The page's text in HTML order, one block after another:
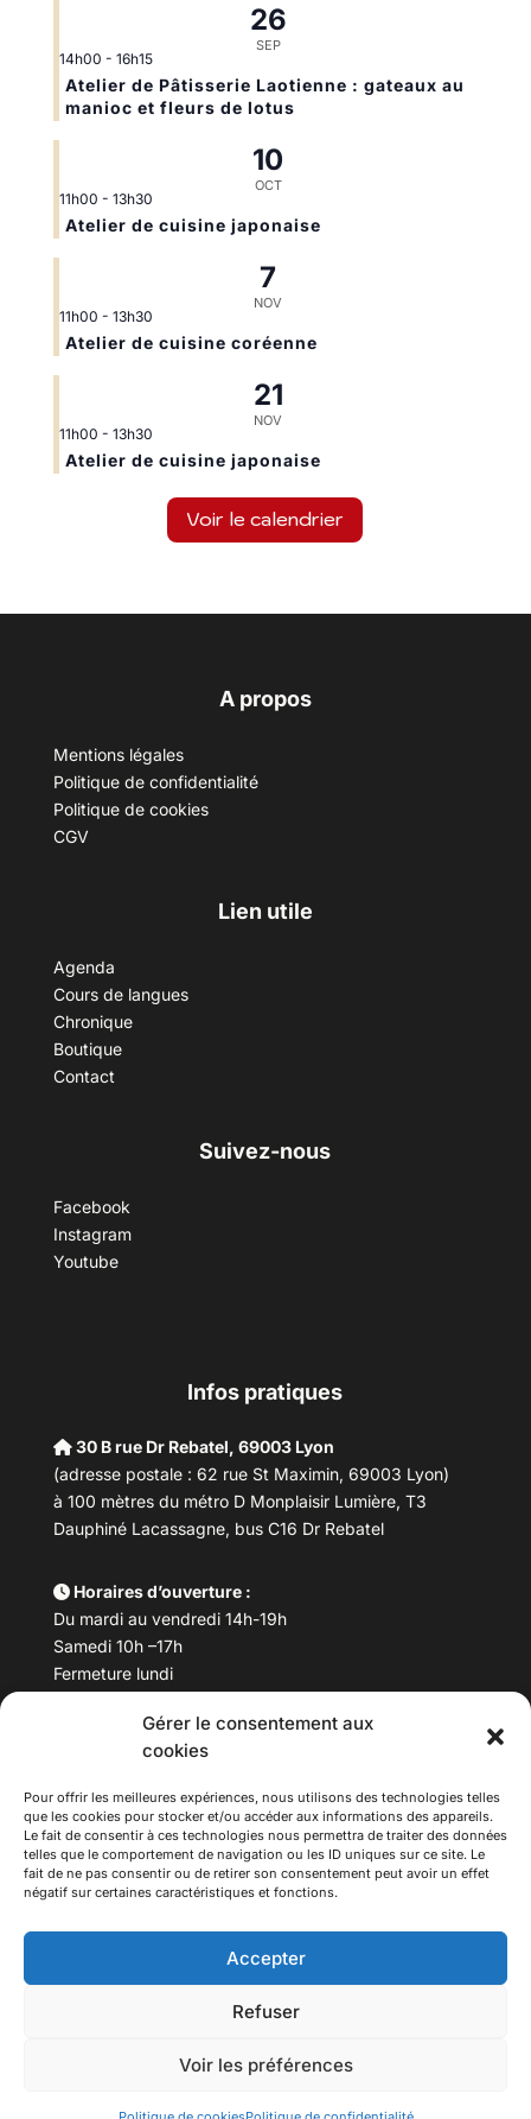
Gérer le consentement aux
cookies
Pour offrir les meilleures expériences, nous utilisons des technologies telles
que les cookies pour stocker et/ou accéder aux informations des appareils.
Le fait de consentir à ces technologies nous permettra de traiter des données
telles que le comportement de navigation ou les ID uniques sur ce site. Le
fait de ne pas consentir ou de retirer son consentement peut avoir un effet
négatif sur certaines caractéristiques et fonctions.
Accepter
Refuser
Voir les préférences
26
SEP
14h00 - 16h15
Atelier de Pâtisserie Laotienne : gateaux au
manioc et fleurs de lotus
10
OCT
11h00 - 13h30
Atelier de cuisine japonaise
7
NOV
11h00 - 13h30
Atelier de cuisine coréenne
21
NOV
11h00 - 13h30
Atelier de cuisine japonaise
Voir le calendrier
A propos
Mentions légales
Politique de confidentialité
Politique de cookies
CGV
Lien utile
Agenda
Cours de langues
Chronique
Boutique
Contact
Suivez-nous
Facebook
Instagram
Youtube
Infos pratiques
30 B rue Dr Rebatel, 69003 Lyon
(adresse postale : 62 rue St Maximin, 69003 Lyon)
à 100 mètres du métro D Monplaisir Lumière, T3
Dauphiné Lacassagne, bus C16 Dr Rebatel
Horaires d’ouverture :
Du mardi au vendredi 14h-19h
Samedi 10h –17h
Fermeture lundi
Téléphone : 04 78 53 06 40
maisondesculturesasiatiques@asiexpo.com
Tous droits réservés.